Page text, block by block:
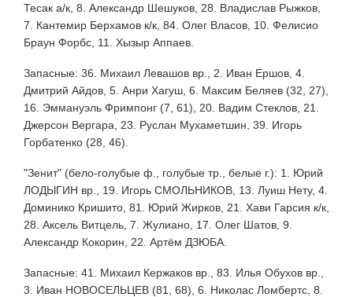
Тесак а/к, 8. Александр Шешуков, 28. Владислав Рыжков,
7. Кантемир Берхамов к/к, 84. Олег Власов, 10. Фелисио
Браун Форбс, 11. Хызыр Аппаев.
Запасные: 36. Михаил Левашов вр., 2. Иван Ершов, 4.
Дмитрий Айдов, 5. Анри Хагуш, 6. Максим Беляев (32, 27),
16. Эммануэль Фримпонг (7, 61), 20. Вадим Стеклов, 21.
Джерсон Вергара, 23. Руслан Мухаметшин, 39. Игорь
Горбатенко (28, 46).
"Зенит" (бело-голубые ф., голубые тр., белые г.): 1. Юрий
ЛОДЫГИН вр., 19. Игорь СМОЛЬНИКОВ, 13. Луиш Нету, 4.
Доминико Кришито, 81. Юрий Жирков, 21. Хави Гарсия к/к,
28. Аксель Витцель, 7. Жулиано, 17. Олег Шатов, 9.
Александр Кокорин, 22. Артём ДЗЮБА.
Запасные: 41. Михаил Кержаков вр., 83. Илья Обухов вр.,
3. Иван НОВОСЕЛЬЦЕВ (81, 68), 6. Николас Ломбертс, 8.